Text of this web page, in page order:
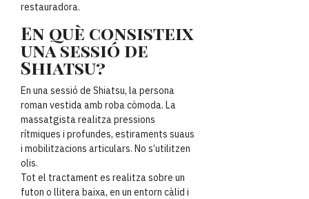
restauradora.
En què consisteix
una sessió de
Shiatsu?
En una sessió de Shiatsu, la persona
roman vestida amb roba còmoda. La
massatgista realitza pressions
rítmiques i profundes, estiraments suaus
i mobilitzacions articulars. No s’utilitzen
olis.
Tot el tractament es realitza sobre un
futon o llitera baixa, en un entorn càlid i